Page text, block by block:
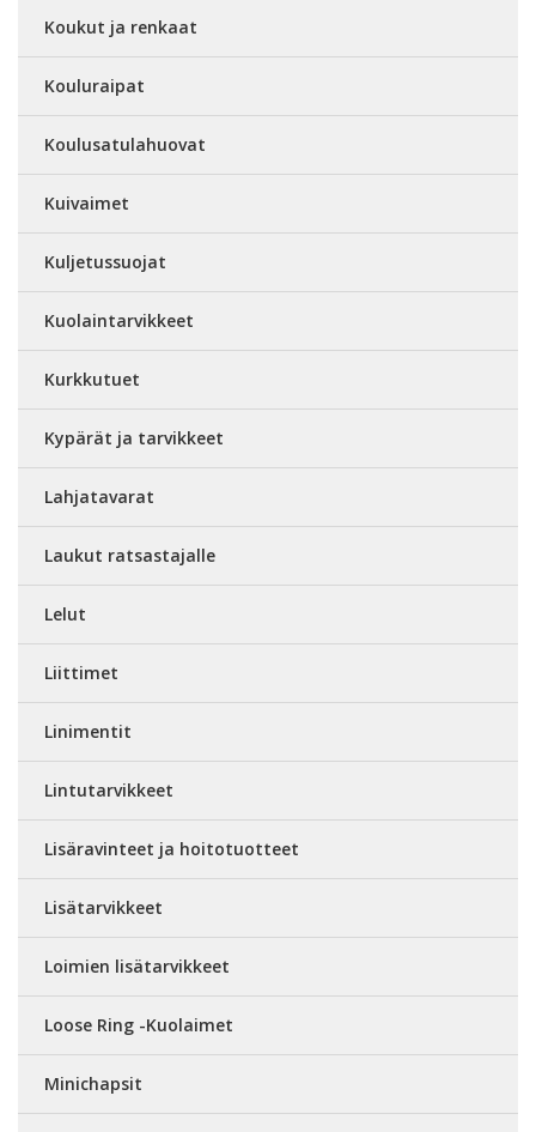
Koukut ja renkaat
Kouluraipat
Koulusatulahuovat
Kuivaimet
Kuljetussuojat
Kuolaintarvikkeet
Kurkkutuet
Kypärät ja tarvikkeet
Lahjatavarat
Laukut ratsastajalle
Lelut
Liittimet
Linimentit
Lintutarvikkeet
Lisäravinteet ja hoitotuotteet
Lisätarvikkeet
Loimien lisätarvikkeet
Loose Ring -Kuolaimet
Minichapsit